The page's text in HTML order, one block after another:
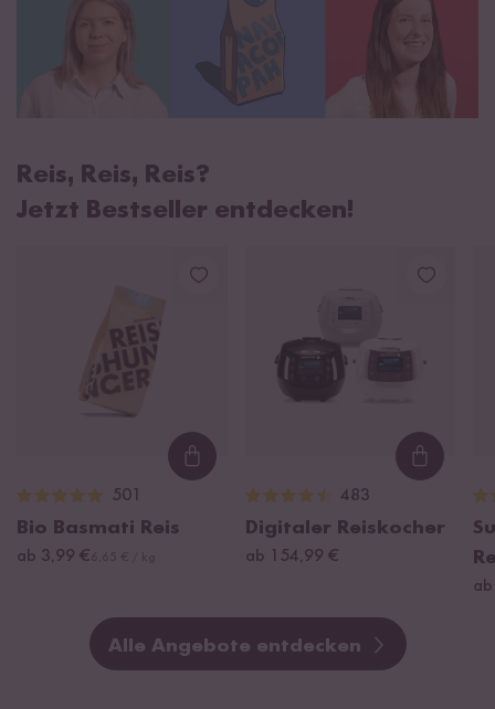
Reis, Reis, Reis?
Jetzt Bestseller entdecken!
Loading...
501
Bio Basmati Reis
ab 3,99 €
483
Digitaler Reiskocher
ab 154,99 €
Alle Angebote entdecken